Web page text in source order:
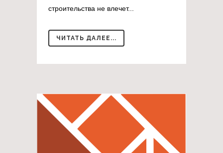
строительства не влечет...
ЧИТАТЬ ДАЛЕЕ...